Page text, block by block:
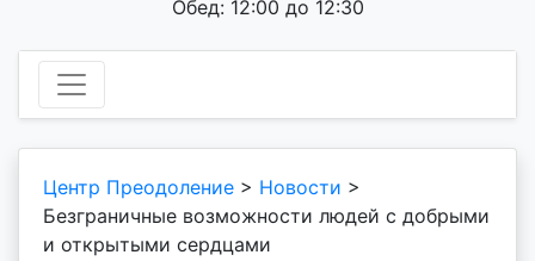
Обед: 12:00 до 12:30
Центр Преодоление > Новости >
Безграничные возможности людей с добрыми
и открытыми сердцами